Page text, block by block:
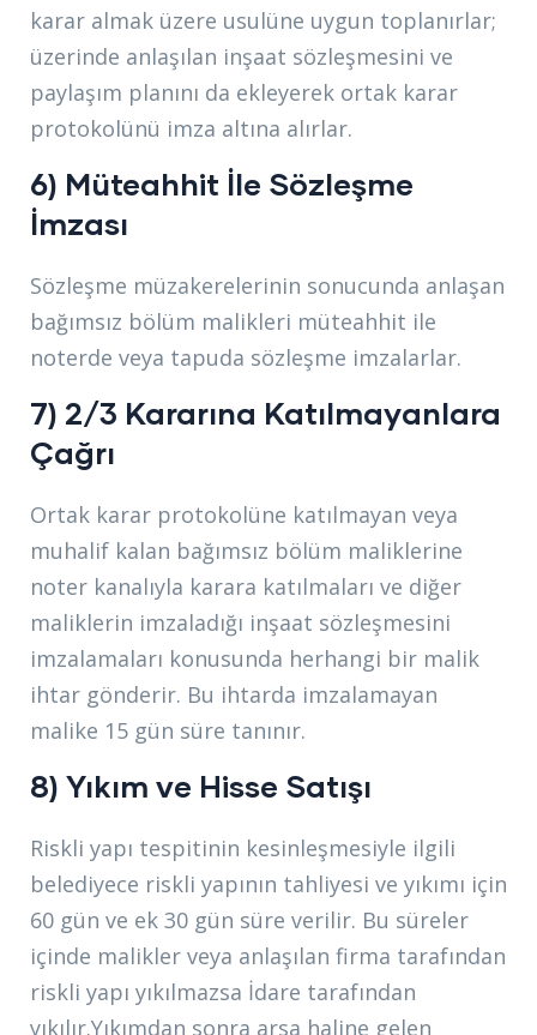
karar almak üzere usulüne uygun toplanırlar;
üzerinde anlaşılan inşaat sözleşmesini ve
paylaşım planını da ekleyerek ortak karar
protokolünü imza altına alırlar.
6) Müteahhit İle Sözleşme
İmzası
Sözleşme müzakerelerinin sonucunda anlaşan
bağımsız bölüm malikleri müteahhit ile
noterde veya tapuda sözleşme imzalarlar.
7) 2/3 Kararına Katılmayanlara
Çağrı
Ortak karar protokolüne katılmayan veya
muhalif kalan bağımsız bölüm maliklerine
noter kanalıyla karara katılmaları ve diğer
maliklerin imzaladığı inşaat sözleşmesini
imzalamaları konusunda herhangi bir malik
ihtar gönderir. Bu ihtarda imzalamayan
malike 15 gün süre tanınır.
8) Yıkım ve Hisse Satışı
Riskli yapı tespitinin kesinleşmesiyle ilgili
belediyece riskli yapının tahliyesi ve yıkımı için
60 gün ve ek 30 gün süre verilir. Bu süreler
içinde malikler veya anlaşılan firma tarafından
riskli yapı yıkılmazsa İdare tarafından
yıkılır.Yıkımdan sonra arsa haline gelen